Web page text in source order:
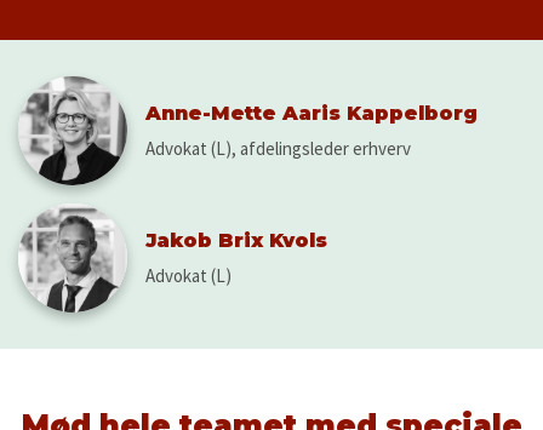
Anne-Mette Aaris Kappelborg
Advokat (L), afdelingsleder erhverv
Jakob Brix Kvols
Advokat (L)